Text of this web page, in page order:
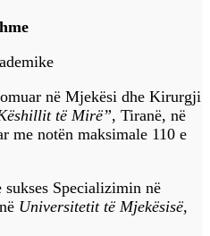
në Mjekësi dhe Kirurgji
të Mirë”, Tiranë, në
me notën maksimale 110 e
Specializimin në
Universitetit të Mjekësisë,